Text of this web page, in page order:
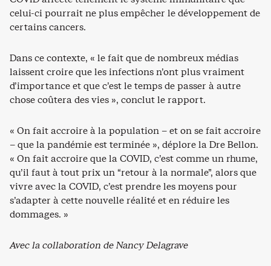
celui-ci pourrait ne plus empêcher le développement de
certains cancers.
Dans ce contexte, « le fait que de nombreux médias
laissent croire que les infections n’ont plus vraiment
d’importance et que c’est le temps de passer à autre
chose coûtera des vies », conclut le rapport.
« On fait accroire à la population – et on se fait accroire
– que la pandémie est terminée », déplore la Dre Bellon.
« On fait accroire que la COVID, c’est comme un rhume,
qu’il faut à tout prix un “retour à la normale”, alors que
vivre avec la COVID, c’est prendre les moyens pour
s’adapter à cette nouvelle réalité et en réduire les
dommages. »
Avec la collaboration de Nancy Delagrave